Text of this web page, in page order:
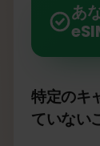
あ
特定のキ
ていない